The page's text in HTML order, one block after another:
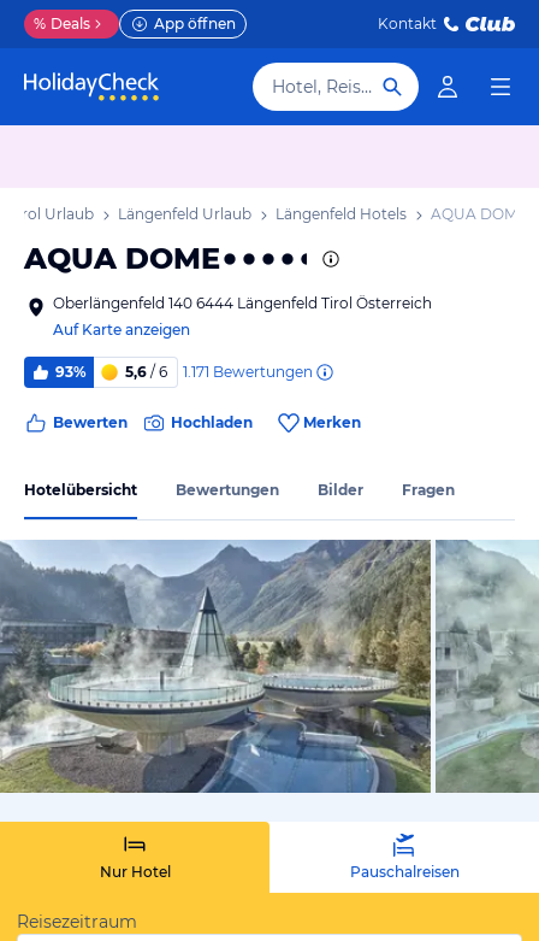
% Deals App öffnen Kontakt
Hotel, Reiseziel
Tirol Urlaub Längenfeld Urlaub Längenfeld Hotels AQUA DOME
AQUA DOME
Oberlängenfeld 140 6444 Längenfeld Tirol Österreich
Auf Karte anzeigen
93% 5,6 / 6 1.171 Bewertungen
Bewerten Hochladen Merken
Hotelübersicht Bewertungen Bilder Fragen
vom
Nur Hotel Pauschalreisen
Reisezeitraum